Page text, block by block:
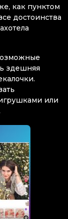
как пунктом
достоинства
здешняя
или